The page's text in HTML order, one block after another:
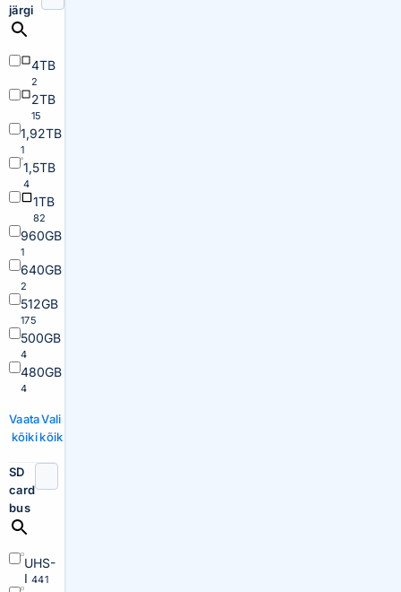
järgi
4TB
2
2TB
15
1,92TB
1
1,5TB
4
1TB
82
960GB
1
640GB
2
512GB
175
500GB
4
480GB
4
Vaata
kõiki
Vali
kõik
SD
card
bus
UHS-
I 441